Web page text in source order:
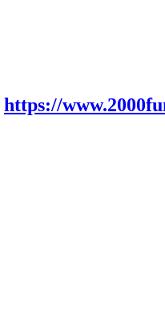
https://